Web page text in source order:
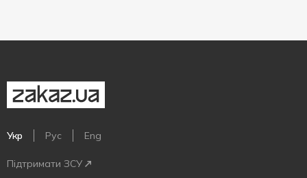
Укр Рус Eng
Підтримати ЗСУ